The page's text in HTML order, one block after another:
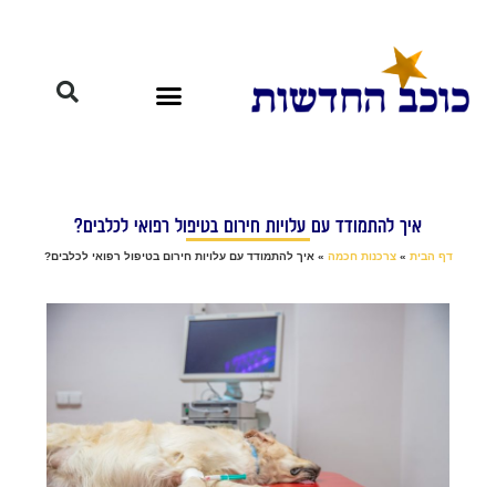
איך להתמודד עם עלויות חירום בטיפול רפואי לכלבים?
דף הבית »צרכנות חכמה »איך להתמודד עם עלויות חירום בטיפול רפואי לכלבים?